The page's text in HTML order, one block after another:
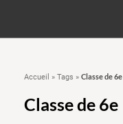
Accueil » Tags » Classe de 6e
Classe de 6e